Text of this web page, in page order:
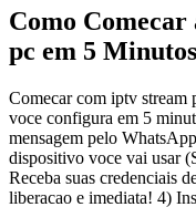
Como
pc em 5 Minutos
Comecar com iptv stream
voce configura em 5
mensagem pelo
dispositivo voce vai usar
Receba suas credenciais
liberacao e imediata! 4)